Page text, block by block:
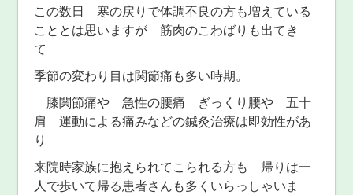
この数日 寒の戻りで体調不良の方も増えている
こととは思いますが 筋肉のこわばりも出てき
て
季節の変わり目は関節痛も多い時期。
膝関節痛や 急性の腰痛 ぎっくり腰や 五十
肩 運動による痛みなどの鍼灸治療は即効性があ
り
来院時家族に抱えられてこられる方も 帰りは一
人で歩いて帰る患者さんも多くいらっしゃいま